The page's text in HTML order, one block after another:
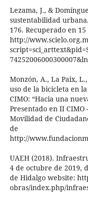
Lezama, J., &
sustentabilidad
176. Recuperado en
http://
Monzón, A., La Paix,
uso de la bicicleta en
CIMO: “Hacia una
Presentado en II
Movilidad de
de
http://
UAEH (2018).
4 de octubre de 2019,
de Hidalgo website:
obras/index.php/